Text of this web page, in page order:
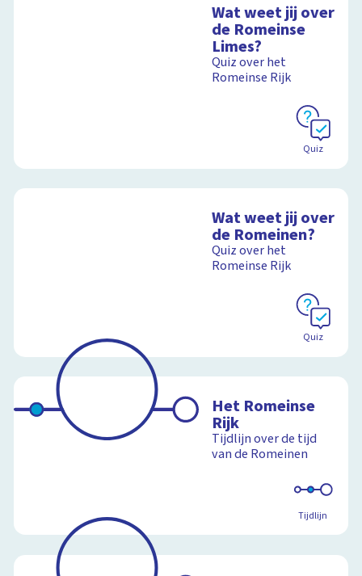
Wat weet jij over
de Romeinse
Limes?
Quiz over het
Romeinse Rijk
Quiz
Wat weet jij over
de Romeinen?
Quiz over het
Romeinse Rijk
Quiz
Het Romeinse
Rijk
Tijdlijn over de tijd
van de Romeinen
Tijdlijn